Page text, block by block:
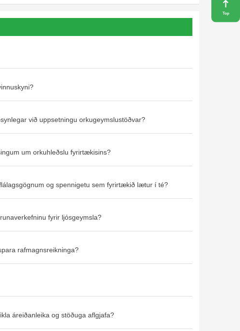
við uppsetningu orkugeymslustöðvar?
um orkuhleðslu fyrirtækisins?
og spennigetu sem fyrirtækið lætur í té?
fyrir ljósgeymsla?
rafmagnsreikninga?
áreiðanleika og stöðuga aflgjafa?
Top